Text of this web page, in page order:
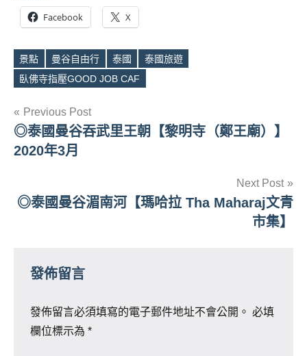
Facebook X
Tags
景點 曼谷自由行 泰國
泰國旅遊
臥佛寺指壓GOOD JOB CAF
文
章
覽
Previous Post
◎泰國曼谷吞武里王朝【黎明寺（鄭王廟）】
2020年3月
Next Post
◎泰國曼谷湄南河【瑪哈拉 Tha Maharaj文青
市集】
發佈留言
發佈留言必須填寫的電子郵件地址不會公開。 必填
欄位標示為 *